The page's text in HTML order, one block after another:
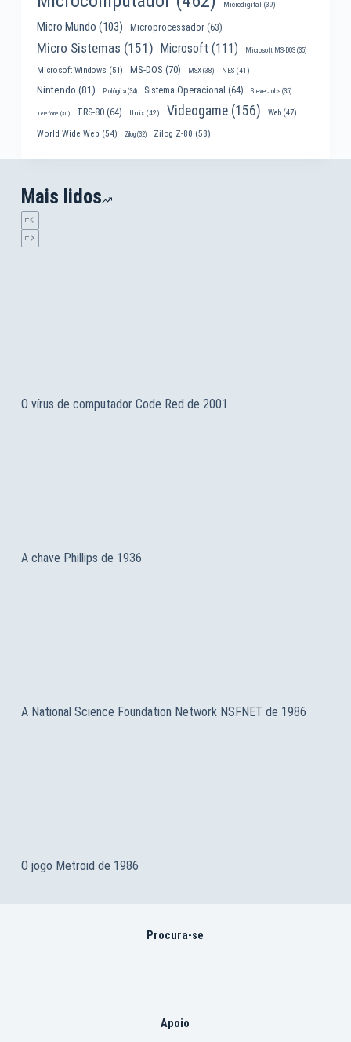
Microdigital (39)
Micro Mundo (103) Microprocessador(63)
Micro Sistemas (151) Microsoft (111) Microsoft MS-DOS(35)
Microsoft Windows (51) MS-DOS (70) MSX(38) NES(41)
Nintendo (81) Prológica(34) Sistema Operacional (64) Steve Jobs(35)
Telefone (30) TRS-80(64) Unix(42) Videogame(156) Web(47)
World Wide Web (54) Zilog(32) Zilog Z-80 (58)
Mais lidos
O vírus de computador Code Red de 2001
A chave Phillips de 1936
A National Science Foundation Network NSFNET de 1986
O jogo Metroid de 1986
Procura-se
Apoio